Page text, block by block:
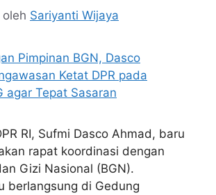
oleh Sariyanti Wijaya
RI, Sufmi Dasco Ahmad, baru
rapat koordinasi dengan
Gizi Nasional (BGN).
berlangsung di Gedung